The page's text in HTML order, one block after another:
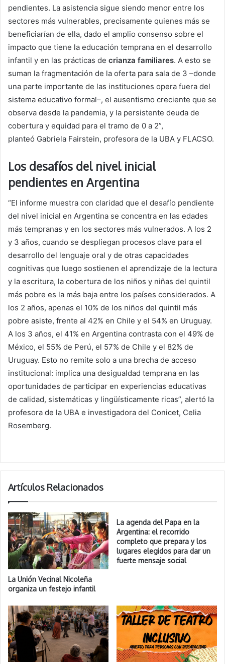
pendientes. La asistencia sigue siendo menor entre los
sectores más vulnerables, precisamente quienes más se
beneficiarían de ella, dado el amplio consenso sobre el
impacto que tiene la educación temprana en el desarrollo
infantil y en las prácticas de crianza familiares. A esto se
suman la fragmentación de la oferta para sala de 3 –donde
una parte importante de las instituciones opera fuera del
sistema educativo formal–, el ausentismo creciente que se
observa desde la pandemia, y la persistente deuda de
cobertura y equidad para el tramo de 0 a 2”,
planteó Gabriela Fairstein, profesora de la UBA y FLACSO.
Los desafíos del nivel inicial
pendientes en Argentina
“El informe muestra con claridad que el desafío pendiente
del nivel inicial en Argentina se concentra en las edades
más tempranas y en los sectores más vulnerados. A los 2
y 3 años, cuando se despliegan procesos clave para el
desarrollo del lenguaje oral y de otras capacidades
cognitivas que luego sostienen el aprendizaje de la lectura
y la escritura, la cobertura de los niños y niñas del quintil
más pobre es la más baja entre los países considerados. A
los 2 años, apenas el 10% de los niños del quintil más
pobre asiste, frente al 42% en Chile y el 54% en Uruguay.
A los 3 años, el 41% en Argentina contrasta con el 49% de
México, el 55% de Perú, el 57% de Chile y el 82% de
Uruguay. Esto no remite solo a una brecha de acceso
institucional: implica una desigualdad temprana en las
oportunidades de participar en experiencias educativas
de calidad, sistemáticas y lingüísticamente ricas”, alertó la
profesora de la UBA e investigadora del Conicet, Celia
Rosemberg.
Artículos Relacionados
La Unión Vecinal Nicoleña
organiza un festejo infantil
La agenda del Papa en la
Argentina: el recorrido
completo que prepara y los
lugares elegidos para dar un
fuerte mensaje social